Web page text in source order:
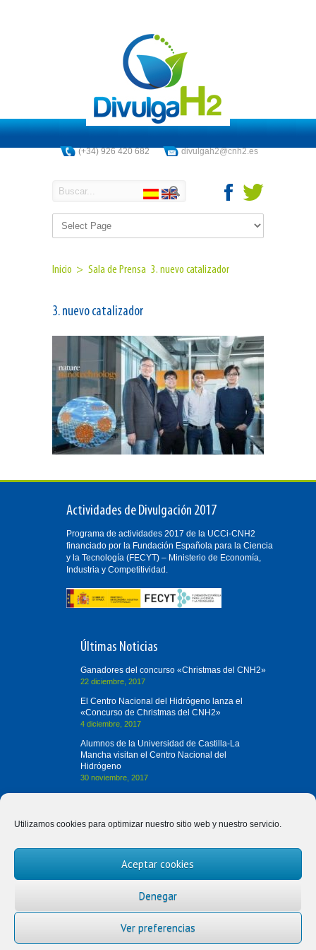
Utilizamos cookies para optimizar nuestro sitio web y nuestro servicio.
Aceptar cookies
Denegar
Ver preferencias
(+34) 926 420 682 divulgah2@cnh2.es
Inicio > Sala de Prensa 3. nuevo catalizador
3. nuevo catalizador
Actividades de Divulgación 2017
Programa de actividades 2017 de la UCCi-CNH2
financiado por la Fundación Española para la Ciencia
y la Tecnología (FECYT) – Ministerio de Economía,
Industria y Competitividad.
Últimas Noticias
Ganadores del concurso «Christmas del CNH2»
22 diciembre, 2017
El Centro Nacional del Hidrógeno lanza el
«Concurso de Christmas del CNH2»
4 diciembre, 2017
Alumnos de la Universidad de Castilla-La
Mancha visitan el Centro Nacional del
Hidrógeno
30 noviembre, 2017
Contacta con Nosotros
(+34) 926 420 682
divulgah2@cnh2.es
13500 Puertollano (Ciudad Real)